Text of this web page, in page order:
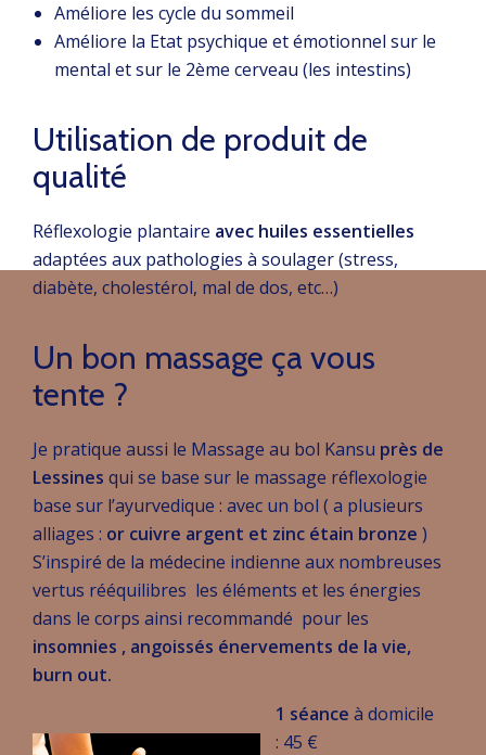
Améliore les cycle du sommeil
Améliore la Etat psychique et émotionnel sur le
mental et sur le 2ème cerveau (les intestins)
Utilisation de produit de
qualité
Réflexologie plantaire avec huiles essentielles
adaptées aux pathologies à soulager (stress,
diabète, cholestérol, mal de dos, etc…)
Un bon massage ça vous
tente ?
Je pratique aussi le Massage au bol Kansu près de
Lessines qui se base sur le massage réflexologie
base sur l’ayurvedique : avec un bol ( a plusieurs
alliages : or cuivre argent et zinc étain bronze )
S’inspiré de la médecine indienne aux nombreuses
vertus rééquilibres les éléments et les énergies
dans le corps ainsi recommandé pour les
insomnies , angoissés énervements de la vie,
burn out.
1 séance à domicile
: 45 €